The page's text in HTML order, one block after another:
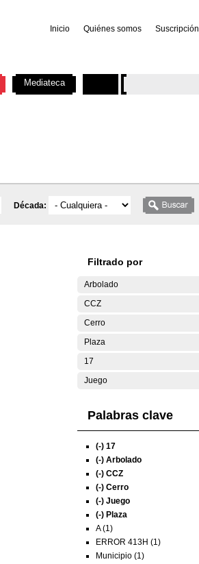
Inicio Quiénes somos Suscripción
Década:
Filtrado por
Arbolado
CCZ
Cerro
Plaza
17
Juego
Palabras clave
(-) 17
(-) Arbolado
(-) CCZ
(-) Cerro
(-) Juego
(-) Plaza
A (1)
ERROR 413H (1)
Municipio (1)
Mediateca